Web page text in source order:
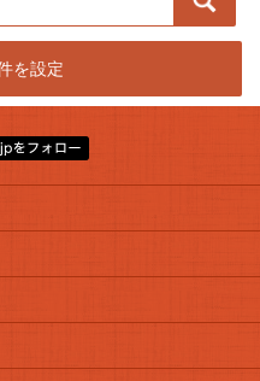
を設定